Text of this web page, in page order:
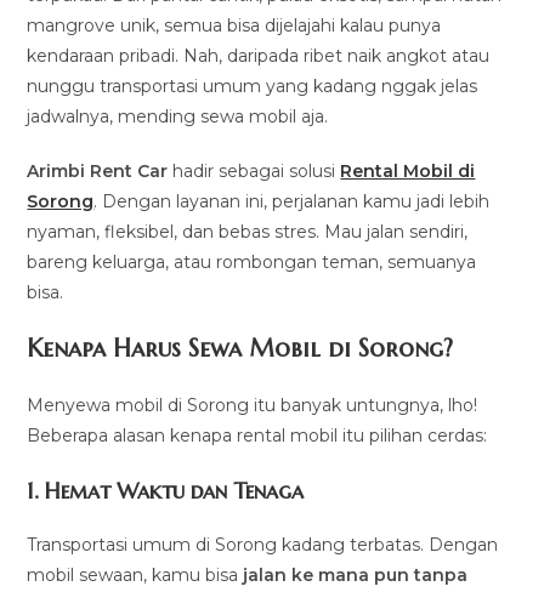
mangrove unik, semua bisa dijelajahi kalau punya
kendaraan pribadi. Nah, daripada ribet naik angkot atau
nunggu transportasi umum yang kadang nggak jelas
jadwalnya, mending sewa mobil aja.
Arimbi Rent Car hadir sebagai solusi Rental Mobil di
Sorong. Dengan layanan ini, perjalanan kamu jadi lebih
nyaman, fleksibel, dan bebas stres. Mau jalan sendiri,
bareng keluarga, atau rombongan teman, semuanya
bisa.
Kenapa Harus Sewa Mobil di Sorong?
Menyewa mobil di Sorong itu banyak untungnya, lho!
Beberapa alasan kenapa rental mobil itu pilihan cerdas:
1. Hemat Waktu dan Tenaga
Transportasi umum di Sorong kadang terbatas. Dengan
mobil sewaan, kamu bisa jalan ke mana pun tanpa